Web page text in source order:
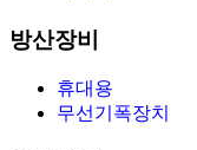
방산장비
휴대용
무선기폭장치